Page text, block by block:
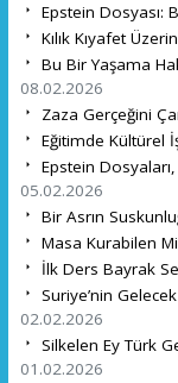
Epstein Dosyası:
Kılık Kıyafet
Bu Bir Yaşama
08.02.2026
Zaza Gerçeğini
Eğitimde Kültürel
Epstein Dosyaları,
05.02.2026
Bir Asrın
Masa Kurabilen
İlk Ders Bayrak
Suriye’nin
02.02.2026
Silkelen Ey Türk
01.02.2026